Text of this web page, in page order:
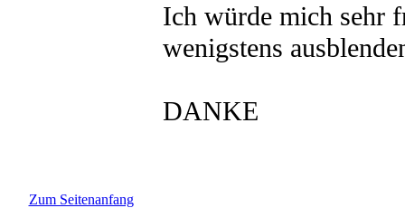
Ich würde mich sehr
wenigstens
DANKE
Zum Seitenanfang